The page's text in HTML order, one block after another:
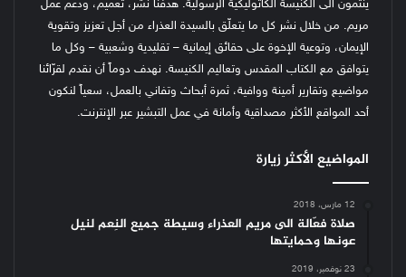
ينتمون الى الكنيسة الكاثوليكية الرسولية. هدفنا نشر، تعميم، ودعم عمل
مريم. من خلال نشر كل ما يتعلّق بالسيدة العذراء من أجل تعزيز وتقوية
الإيمان، وتوعية الإخوة على حقائق إيمانية – تقليدية وشعبية – وكل ما
يتوافق مع الكتاب المقدس وتعاليم الكنيسة. نهدف دوماً أن نقدم لقرّائنا
مواضيع وتقارير أمينة ووافية، ثمرة أبحاث وتفاني بالعمل، سعياً لنكون
أحد المواقع الأكثر مصداقية وأمانة في عمل التبشير عبر الإنترنت.
المواضيع الأكثر زيارة
12 مارس، 2018
صلاة فعّالة الى مريم العذراء وسيطة جميع النِعم لنيل
عونها وحمايتها
23 نوفمبر، 2019